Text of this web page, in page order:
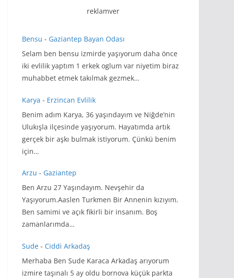
reklamver
Bensu - Gaziantep Bayan Odası
Selam ben bensu izmirde yaşıyorum daha önce
iki evlilik yaptım 1 erkek oglum var niyetim biraz
muhabbet etmek takılmak gezmek…
Karya - Erzincan Evlilik
Benim adım Karya, 36 yaşındayım ve Niğde’nin
Ulukışla ilçesinde yaşıyorum. Hayatımda artık
gerçek bir aşkı bulmak istiyorum. Çünkü benim
için…
Arzu - Gaziantep
Ben Arzu 27 Yaşındayım. Nevşehir da
Yaşıyorum.Aaslen Turkmen Bir Annenin kızıyım.
Ben samimi ve açık fikirli bir insanım. Boş
zamanlarımda…
Sude - Ciddi Arkadaş
Merhaba Ben Sude Karaca Arkadaş arıyorum
izmire taşınalı 5 ay oldu bornova küçük parkta